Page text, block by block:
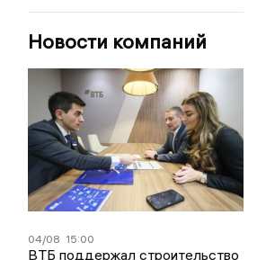
Новости компаний
04/08 15:00
ВТБ поддержал строительство